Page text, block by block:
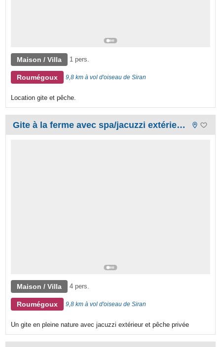
Maison / Villa 1 pers.
Roumégoux 9,8 km à vol d'oiseau de Siran
Location gite et pêche.
Gite à la ferme avec spa/jacuzzi extérieur et pêche privé
Maison / Villa 4 pers.
Roumégoux 9,8 km à vol d'oiseau de Siran
Un gite en pleine nature avec jacuzzi extérieur et pêche privée